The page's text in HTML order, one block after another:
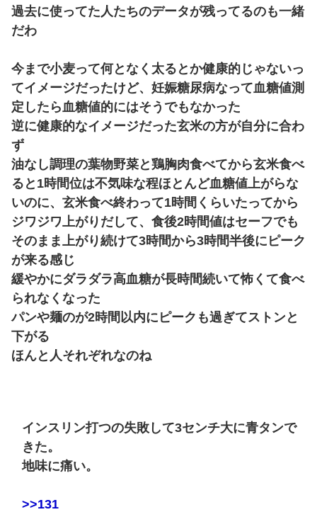
過去に使ってた人たちのデータが残ってるのも一緒
だわ
今まで小麦って何となく太るとか健康的じゃないっ
てイメージだったけど、妊娠糖尿病なって血糖値測
定したら血糖値的にはそうでもなかった
逆に健康的なイメージだった玄米の方が自分に合わ
ず
油なし調理の葉物野菜と鶏胸肉食べてから玄米食べ
ると1時間位は不気味な程ほとんど血糖値上がらな
いのに、玄米食べ終わって1時間くらいたってから
ジワジワ上がりだして、食後2時間値はセーフでも
そのまま上がり続けて3時間から3時間半後にピーク
が来る感じ
緩やかにダラダラ高血糖が長時間続いて怖くて食べ
られなくなった
パンや麺のが2時間以内にピークも過ぎてストンと
下がる
ほんと人それぞれなのね
インスリン打つの失敗して3センチ大に青タンで
きた。
地味に痛い。
>>131